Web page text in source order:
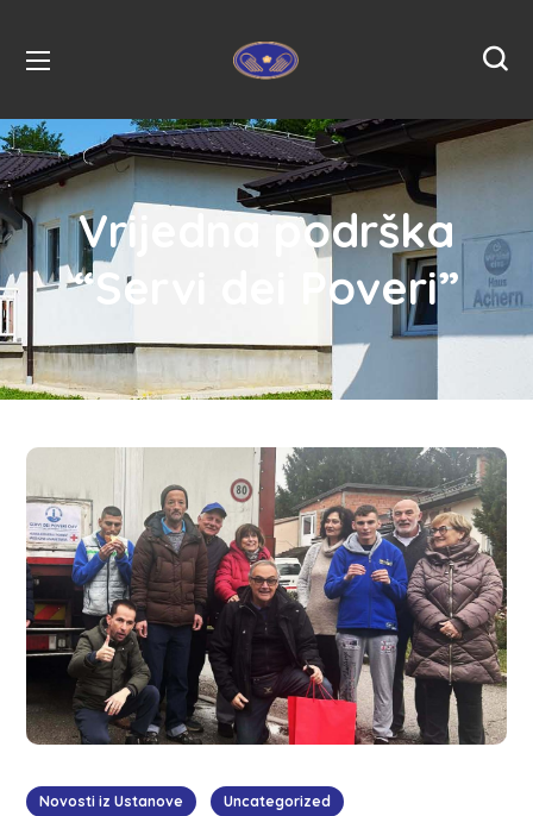
Vrijedna podrška
“Servi dei Poveri”
Novosti iz Ustanove Uncategorized